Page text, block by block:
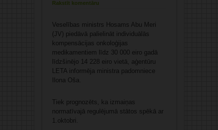
Rakstīt komentāru
Veselības ministrs Hosams Abu Meri
(JV) piedāvā palielināt individuālās
kompensācijas onkoloģijas
medikamentiem līdz 30 000 eiro gadā
līdzšinējo 14 228 eiro vietā, aģentūru
LETA informēja ministra padomniece
Ilona Oša.
Tiek prognozēts, ka izmaiņas
normatīvajā regulējumā stātos spēkā ar
1.oktobri.